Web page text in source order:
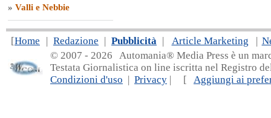
» Valli e Nebbie
[Home | Redazione | Pubblicità | Article Marketing |
© 2007 - 2026 Automania® Media Press è un
Testata Giornalistica on line iscritta nel Registro
Condizioni d'uso | Privacy | [ Aggiungi ai